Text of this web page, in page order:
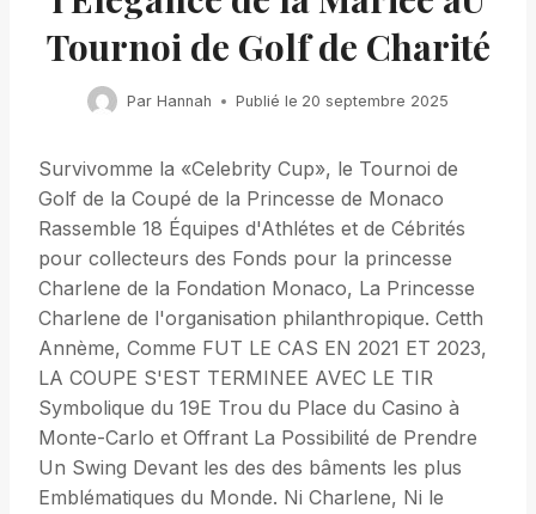
Tournoi de Golf de Charité
Par Hannah Publié le 20 septembre 2025
Survivomme la «Celebrity Cup», le Tournoi de
Golf de la Coupé de la Princesse de Monaco
Rassemble 18 Équipes d'Athlétes et de Cébrités
pour collecteurs des Fonds pour la princesse
Charlene de la Fondation Monaco, La Princesse
Charlene de l'organisation philanthropique. Cetth
Annème, Comme FUT LE CAS EN 2021 ET 2023,
LA COUPE S'EST TERMINEE AVEC LE TIR
Symbolique du 19E Trou du Place du Casino à
Monte-Carlo et Offrant La Possibilité de Prendre
Un Swing Devant les des des bâments les plus
Emblématiques du Monde. Ni Charlene, Ni le